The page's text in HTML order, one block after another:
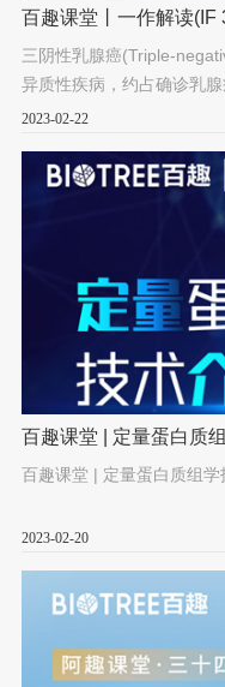
百趣课堂丨一作解读(IF
三阴性乳腺癌(Triple-
异质性疾病，约占确诊乳
转移风险高等特点，成为乳
2023-02-22
百趣课堂 | 定量蛋白质
百趣课堂 | 定量蛋白质组学
2023-02-20